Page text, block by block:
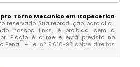
Torno Mecanico em Itapecerica
reservado. Sua reprodução, parcial ou
nossos links, é proibida sem a
Plágio é crime e está previsto no
Penal. – Lei n° 9.610-98 sobre direitos